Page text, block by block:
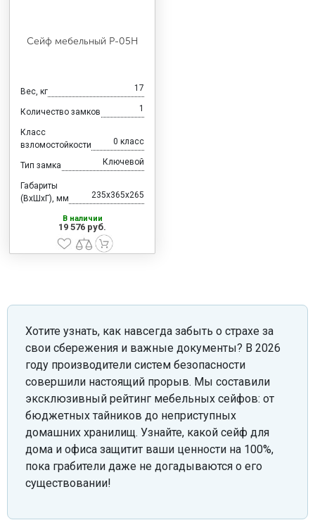
Сейф мебельный Р-05Н
Вес, кг 17
Количество замков 1
Класс
взломостойкости
0 класс
Тип замка Ключевой
Габариты
(ВхШхГ), мм
235x365x265
В наличии
19 576 руб.
Хотите узнать, как навсегда забыть о страхе за
свои сбережения и важные документы? В 2026
году производители систем безопасности
совершили настоящий прорыв. Мы составили
эксклюзивный рейтинг мебельных сейфов: от
бюджетных тайников до неприступных
домашних хранилищ. Узнайте, какой сейф для
дома и офиса защитит ваши ценности на 100%,
пока грабители даже не догадываются о его
существовании!